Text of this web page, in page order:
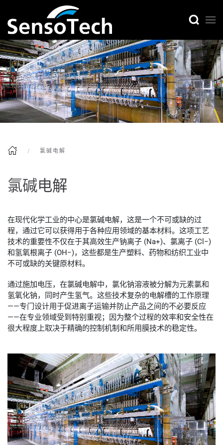
氯碱电解
氯碱电解
在现代化学工业的中心是氯碱电解，这是一个不可或缺的过
程，通过它可以获得用于各种应用领域的基本材料。这项工艺
技术的重要性不仅在于其高效生产钠离子 (Na+)、氯离子 (Cl−)
和氢氧根离子 (OH−)，这些都是生产塑料、药物和纺织工业中
不可或缺的关键原材料。
通过施加电压，在氯碱电解中，氯化钠溶液被分解为元素氯和
氢氧化钠，同时产生氢气。这些技术复杂的电解槽的工作原理
——专门设计用于促进离子运输并防止产品之间的不必要反应
——在专业领域受到特别重视；因为整个过程的效率和安全性在
很大程度上取决于精确的控制机制和所用膜技术的稳定性。